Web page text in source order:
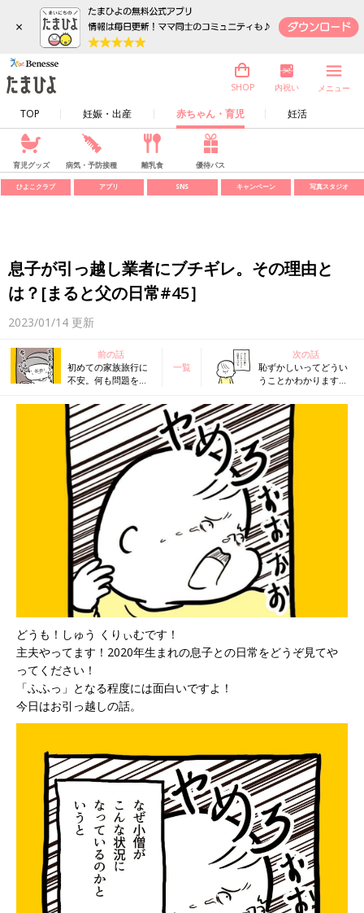
×
TOP 妊娠・出産 赤ちゃん・育児 妊活
SHOP 内祝い メニュー
育児グッズ 病気・予防接種 離乳食 優待パス
ひよこクラブ アプリ SNS キャンペーン 写真スタジオ
息子が引っ越し業者にブチギレ。その理由と
は？[まると父の日常#45］
2023/01/14 更新
前の話
初めての家族旅行に
不安。何も問題を起
[まると父の日常
#44］
一覧
次の話
恥ずかしいってどうい
うことかわかります
#46］
どうも！しゅう くりぃむです！
主夫やってます！2020年生まれの息子との日常をどうぞ見てや
ってください！
「ふふっ」となる程度には面白いですよ！
今日はお引っ越しの話。